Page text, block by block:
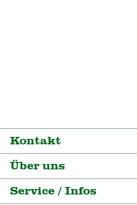
Kontakt
Über uns
Service / Infos